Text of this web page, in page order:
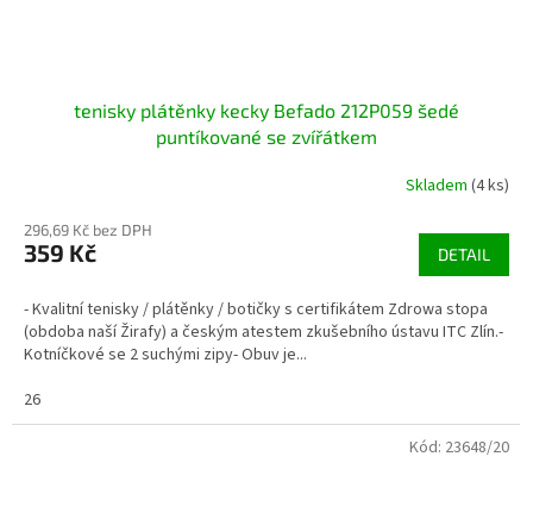
tenisky plátěnky kecky Befado 212P059 šedé
puntíkované se zvířátkem
Skladem (4 ks)
296,69 Kč bez DPH
359 Kč DETAIL
- Kvalitní tenisky / plátěnky / botičky s certifikátem Zdrowa stopa
(obdoba naší Žirafy) a českým atestem zkušebního ústavu ITC Zlín.-
Kotníčkové se 2 suchými zipy- Obuv je...
26
Kód: 23648/20